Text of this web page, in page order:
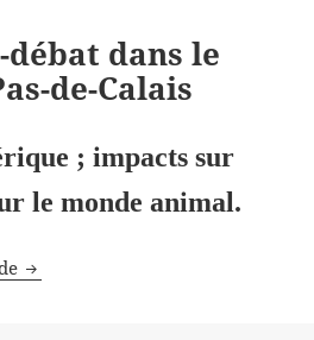
dans le
de-Calais
; impacts sur
le monde animal.
Rencontres-débat dans le Nord et